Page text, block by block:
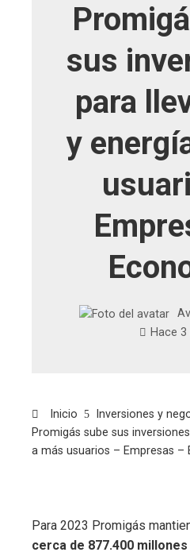
sus
para
y
Hace 3
Inicio
Inversiones y
Promigás sube sus
a más usuarios – Empresas –
Para 2023 Promigás
cerca de 877.400